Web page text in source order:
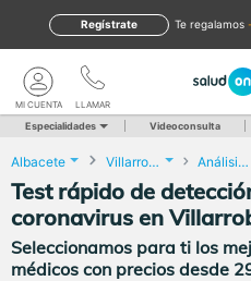
te regalamos
Regístrate
LLAMAR
MI CUENTA
Especialidades Videoconsulta
Albacete Villarrobledo Análisis Clínicos
Test rápido de
coronavirus en
Seleccionamos para ti los
médicos con precios desde